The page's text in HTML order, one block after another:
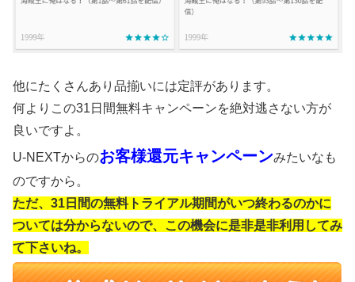
他にたくさんあり品揃いには定評があります。
何よりこの31日間無料キャンペーンを絶対逃さない方が
良いですよ。
U-NEXTからのお客様還元キャンペーンみたいなも
のですから。
ただ、31日間の無料トライアル期間がいつ終わるのかに
ついては分からないので、この機会に是非是非利用してみ
て下さいね。